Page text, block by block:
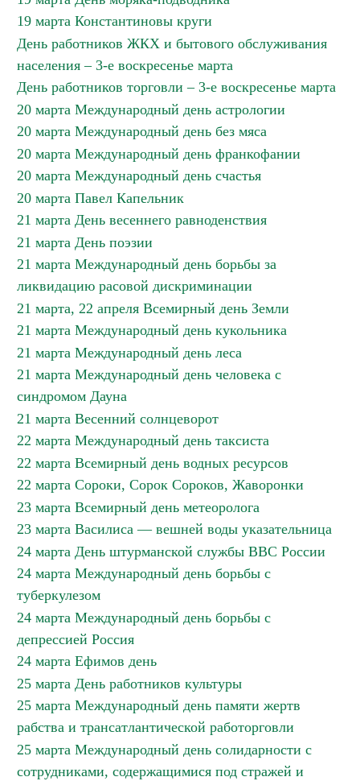
19 марта Константиновы круги
День работников ЖКХ и бытового обслуживания
населения – 3-е воскресенье марта
День работников торговли – 3-е воскресенье марта
20 марта Международный день астрологии
20 марта Международный день без мяса
20 марта Международный день франкофании
20 марта Международный день счастья
20 марта Павел Капельник
21 марта День весеннего равноденствия
21 марта День поэзии
21 марта Международный день борьбы за
ликвидацию расовой дискриминации
21 марта, 22 апреля Всемирный день Земли
21 марта Международный день кукольника
21 марта Международный день леса
21 марта Международный день человека с
синдромом Дауна
21 марта Весенний солнцеворот
22 марта Международный день таксиста
22 марта Всемирный день водных ресурсов
22 марта Сороки, Сорок Сороков, Жаворонки
23 марта Всемирный день метеоролога
23 марта Василиса — вешней воды указательница
24 марта День штурманской службы ВВС России
24 марта Международный день борьбы с
туберкулезом
24 марта Международный день борьбы с
депрессией Россия
24 марта Ефимов день
25 марта День работников культуры
25 марта Международный день памяти жертв
рабства и трансатлантической работорговли
25 марта Международный день солидарности с
сотрудниками, содержащимися под стражей и